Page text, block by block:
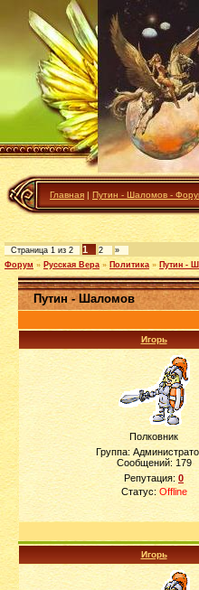
Главная | Путин - Шаломов -
Страница 1 из 2 1 2
»
Форум » Русская Вера » Политика » Путин -
Путин - Шаломов
Игорь
Полковник
Группа:
Сообщений: 179
Репутация:0
Статус: Offline
Игорь